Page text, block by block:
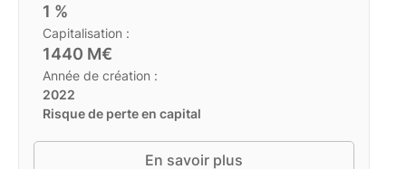
1 %
Capitalisation :
1440 M€
Année de création :
2022
Risque de perte en capital
En savoir plus